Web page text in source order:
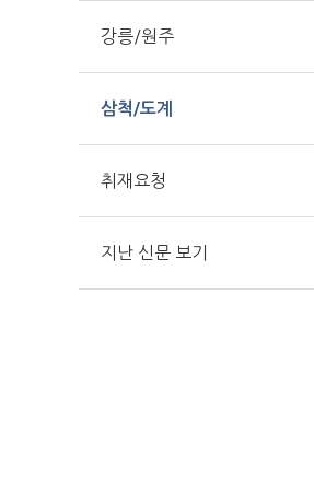
강릉/원주
삼척/도계
취재요청
지난 신문 보기